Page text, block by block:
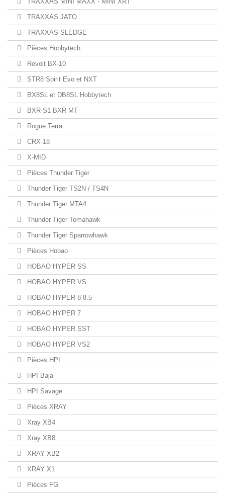
TRAXXAS JATO
TRAXXAS SLEDGE
Pièces Hobbytech
Revolt BX-10
STR8 Spirit Evo et NXT
BX8SL et DB8SL Hobbytech
BXR-S1 BXR MT
Rogue Terra
CRX-18
X-MID
Pièces Thunder Tiger
Thunder Tiger TS2N / TS4N
Thunder Tiger MTA4
Thunder Tiger Tomahawk
Thunder Tiger Sparrowhawk
Pièces Hobao
HOBAO HYPER SS
HOBAO HYPER VS
HOBAO HYPER 8 8.5
HOBAO HYPER 7
HOBAO HYPER SST
HOBAO HYPER VS2
Pièces HPI
HPI Baja
HPI Savage
Pièces XRAY
Xray XB4
Xray XB8
XRAY XB2
XRAY X1
Pièces FG